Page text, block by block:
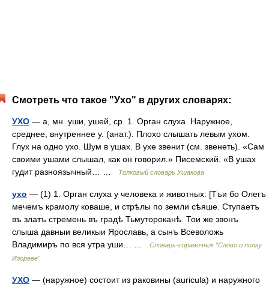
Смотреть что такое "Ухо" в других словарях:
УХО — а, мн. уши, ушей, ср. 1. Орган слуха. Наружное,
среднее, внутреннее у. (анат.). Плохо слышать левым ухом.
Глух на одно ухо. Шум в ушах. В ухе звенит (см. звенеть). «Сам
своими ушами слышал, как он говорил.» Писемский. «В ушах
гудит разноязычный… …
Толковый словарь Ушакова
ухо — (1) 1. Орган слуха у человека и животных: [Тъи бо Олегъ
мечемъ крамолу коваше, и стрѣлы по земли сѣяше. Ступаетъ
въ златъ стремень въ градѣ Тьмутороканѣ. Тои же звонъ
слыша давныи великыи Ярославь, а сынъ Всеволожь
Владимиръ по вся утра уши… …
Словарь-справочник "Слово о полку
Игореве"
УХО — (наружное) состоит из раковины (auricula) и наружного